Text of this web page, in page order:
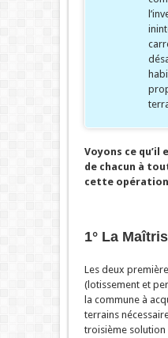
Voyons ce
de chacun à
cette opération
1° La
Les deux
(lotissement et
la commune à
terrains
troisième solution